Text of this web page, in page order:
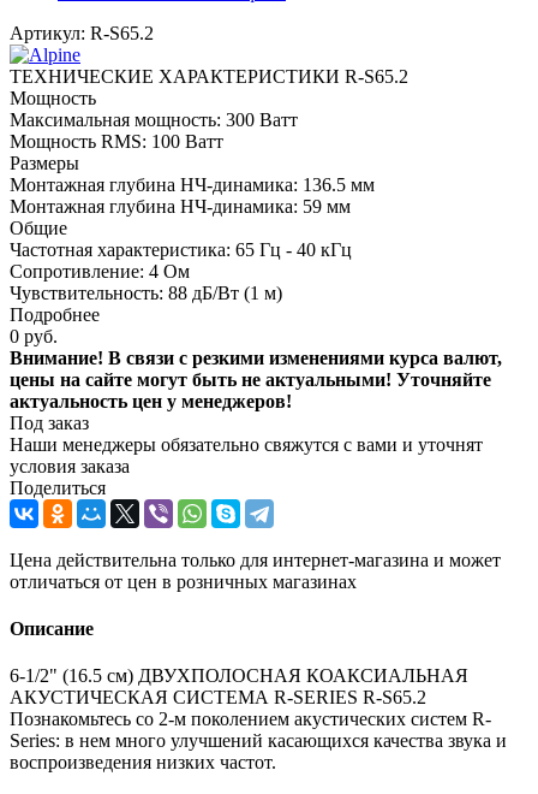
Артикул: R-S65.2
ТЕХНИЧЕСКИЕ ХАРАКТЕРИСТИКИ R-S65.2
Мощность
Максимальная мощность: 300 Ватт
Мощность RMS: 100 Ватт
Размеры
Монтажная глубина НЧ-динамика: 136.5 мм
Монтажная глубина НЧ-динамика: 59 мм
Общие
Частотная характеристика: 65 Гц - 40 кГц
Сопротивление: 4 Ом
Чувствительность: 88 дБ/Вт (1 м)
Подробнее
0 руб.
Внимание! В связи с резкими изменениями курса валют,
цены на сайте могут быть не актуальными! Уточняйте
актуальность цен у менеджеров!
Под заказ
Наши менеджеры обязательно свяжутся с вами и уточнят
условия заказа
Поделиться
Цена действительна только для интернет-магазина и может
отличаться от цен в розничных магазинах
Описание
6-1/2" (16.5 см) ДВУХПОЛОСНАЯ КОАКСИАЛЬНАЯ
АКУСТИЧЕСКАЯ СИСТЕМА R-SERIES R-S65.2
Познакомьтесь со 2-м поколением акустических систем R-
Series: в нем много улучшений касающихся качества звука и
воспроизведения низких частот.